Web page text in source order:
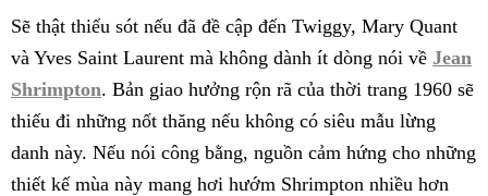
Sẽ thật thiếu sót nếu đã đề cập đến Twiggy, Mary Quant
và Yves Saint Laurent mà không dành ít dòng nói về Jean
Shrimpton. Bản giao hưởng rộn rã của thời trang 1960 sẽ
thiếu đi những nốt thăng nếu không có siêu mẫu lừng
danh này. Nếu nói công bằng, nguồn cảm hứng cho những
thiết kế mùa này mang hơi hướm Shrimpton nhiều hơn